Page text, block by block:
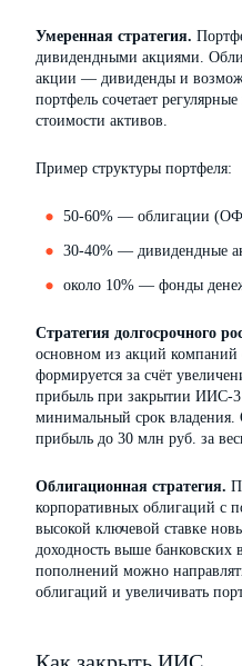
Умеренная стратегия.
дивидендными акциями.
акции — дивиденды и
портфель сочетает
стоимости активов.
Пример структуры портфеля:
50-60% — облигации
30-40% — дивидендные
около 10% — фонды
Стратегия долгосрочного
основном из акций компаний
формируется за счёт
прибыль при закрытии ИИС-3
минимальный срок владения.
прибыль до 30 млн руб. за
Облигационная стратегия.
корпоративных облигаций с
высокой ключевой ставке
доходность выше банковских
пополнений можно
облигаций и увеличивать